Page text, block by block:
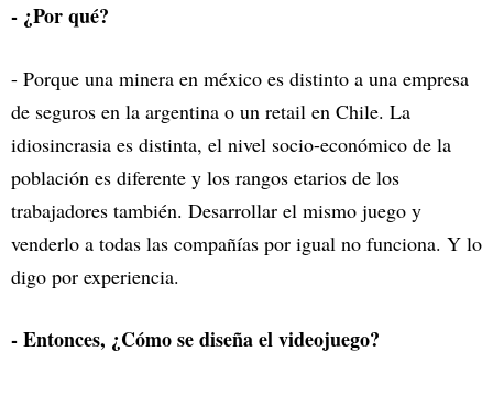
- ¿Por qué?
- Porque una minera en méxico es distinto a una empresa
de seguros en la argentina o un retail en Chile. La
idiosincrasia es distinta, el nivel socio-económico de la
población es diferente y los rangos etarios de los
trabajadores también. Desarrollar el mismo juego y
venderlo a todas las compañías por igual no funciona. Y lo
digo por experiencia.
- Entonces, ¿Cómo se diseña el videojuego?